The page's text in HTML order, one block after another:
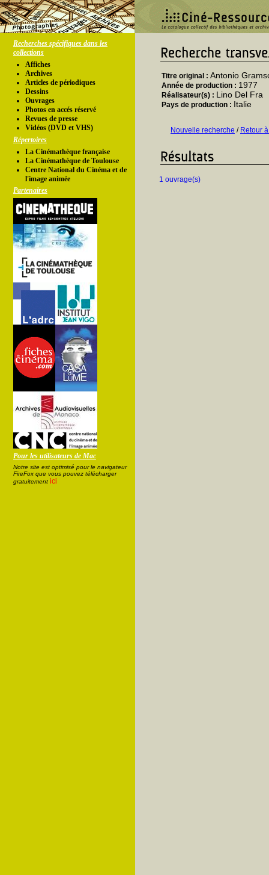
Recherches spécifiques dans les
collections
Affiches
Archives
Articles de périodiques
Dessins
Ouvrages
Photos en accés réservé
Revues de presse
Vidéos (DVD et VHS)
Répertoires
La Cinémathèque française
La Cinémathèque de Toulouse
Centre National du Cinéma et de
l'image animée
Partenaires
Pour les utilisateurs de Mac
Notre site est optimisé pour le navigateur
FireFox que vous pouvez télécharger
gratuitement ici
Titre original : Antonio
Année de production : 1977
Réalisateur(s) : Lino Del Fra
Pays de production : Italie
Nouvelle recherche / Retour
1 ouvrage(s)